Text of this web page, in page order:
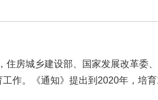
城乡建设部、国家发展改革委、
作。《通知》提出到2020年，培